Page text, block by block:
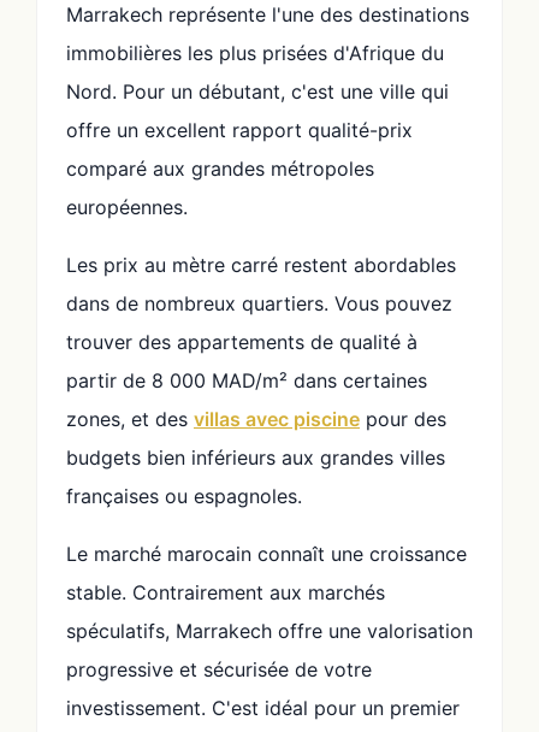
Marrakech représente l'une des destinations
immobilières les plus prisées d'Afrique du
Nord. Pour un débutant, c'est une ville qui
offre un excellent rapport qualité-prix
comparé aux grandes métropoles
européennes.
Les prix au mètre carré restent abordables
dans de nombreux quartiers. Vous pouvez
trouver des appartements de qualité à
partir de 8 000 MAD/m² dans certaines
zones, et des villas avec piscine pour des
budgets bien inférieurs aux grandes villes
françaises ou espagnoles.
Le marché marocain connaît une croissance
stable. Contrairement aux marchés
spéculatifs, Marrakech offre une valorisation
progressive et sécurisée de votre
investissement. C'est idéal pour un premier